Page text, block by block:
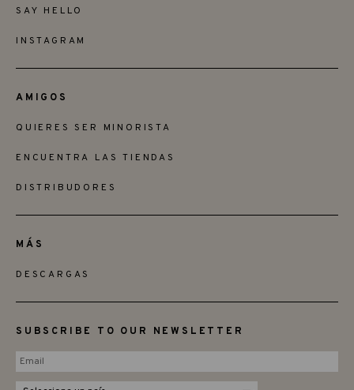
SAY HELLO
INSTAGRAM
AMIGOS
QUIERES SER MINORISTA
ENCUENTRA LAS TIENDAS
DISTRIBUDORES
MÁS
DESCARGAS
SUBSCRIBE TO OUR NEWSLETTER